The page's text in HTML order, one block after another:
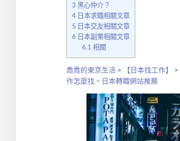
3 黑心仲介？
4 日本求職相關文章
5 日本交友相關文章
6 日本副業相關文章
6.1 相關
喬喬的東京生活 > 【日本找工作】 >
作怎麼找。日本轉職網站推薦